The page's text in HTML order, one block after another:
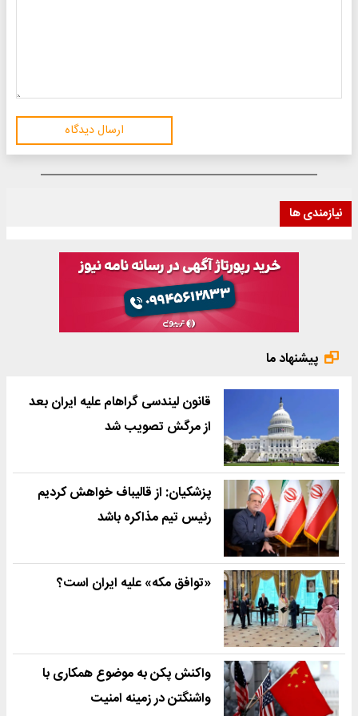
ارسال دیدگاه
نیازمندی ها
پیشنهاد ما
قانون لیندسی گراهام علیه ایران بعد
از مرگش تصویب شد
پزشکیان: از قالیباف خواهش کردیم
رئیس تیم مذاکره باشد
«توافق مکه» علیه ایران است؟
واکنش پکن به موضوع همکاری با
واشنگتن در زمینه امنیت